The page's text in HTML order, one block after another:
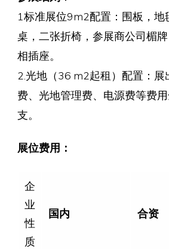
1标准展位9m2配置：围板，地
桌，二张折椅，参展商公司楣
相插座。
2.光地（36 m2起租）配置：展
费、光地管理费、电源费等费
支。
展位费用：
企
业
性
质
国内 合资